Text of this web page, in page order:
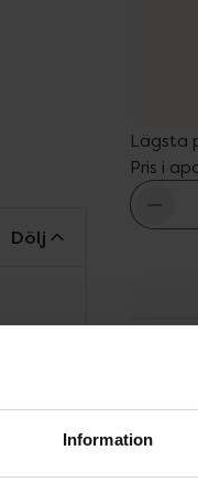
Information
Lägsta
Pris i
Fler
Dölj